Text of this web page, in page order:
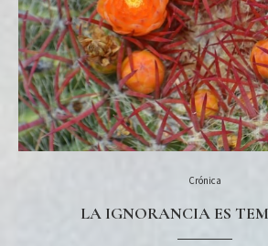
Crónica
LA IGNORANCIA ES